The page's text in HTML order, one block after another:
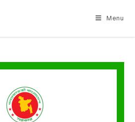
Menu